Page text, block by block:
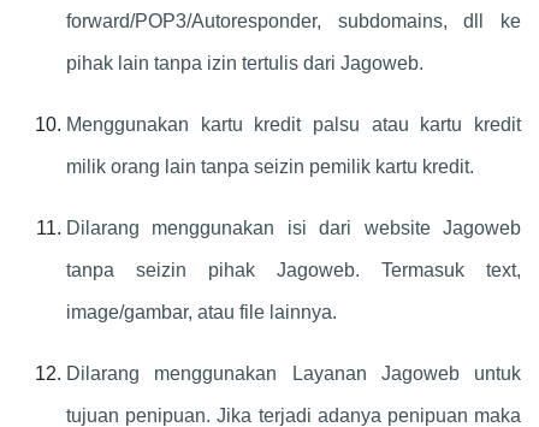
forward/POP3/Autoresponder, subdomains, dll ke
pihak lain tanpa izin tertulis dari Jagoweb.
Menggunakan kartu kredit palsu atau kartu kredit
milik orang lain tanpa seizin pemilik kartu kredit.
Dilarang menggunakan isi dari website Jagoweb
tanpa seizin pihak Jagoweb. Termasuk text,
image/gambar, atau file lainnya.
Dilarang menggunakan Layanan Jagoweb untuk
tujuan penipuan. Jika terjadi adanya penipuan maka